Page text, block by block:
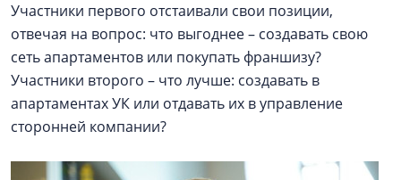
Участники первого отстаивали свои позиции,
отвечая на вопрос: что выгоднее – создавать свою
сеть апартаментов или покупать франшизу?
Участники второго – что лучше: создавать в
апартаментах УК или отдавать их в управление
сторонней компании?